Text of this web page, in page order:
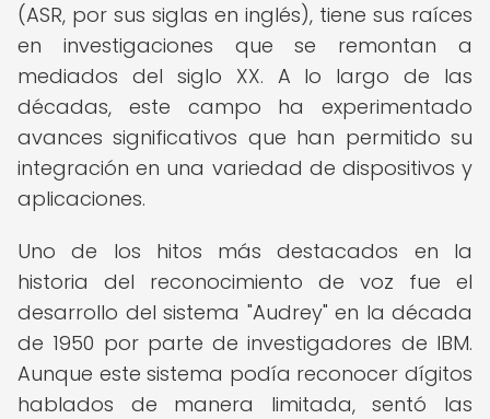
(ASR, por sus siglas en inglés), tiene sus raíces
en investigaciones que se remontan a
mediados del siglo XX. A lo largo de las
décadas, este campo ha experimentado
avances significativos que han permitido su
integración en una variedad de dispositivos y
aplicaciones.
Uno de los hitos más destacados en la
historia del reconocimiento de voz fue el
desarrollo del sistema "Audrey" en la década
de 1950 por parte de investigadores de IBM.
Aunque este sistema podía reconocer dígitos
hablados de manera limitada, sentó las